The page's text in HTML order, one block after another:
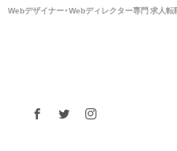
Webデザイナー・Webディレクター専⾨ 求⼈転